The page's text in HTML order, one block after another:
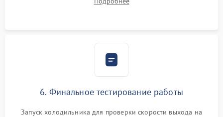
электронным весам. Контроль рабочего давления в системе.
6. Финальное тестирование работы
Запуск холодильника для проверки скорости выхода на